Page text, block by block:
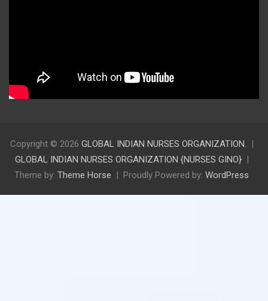
Copyright © 2026 GLOBAL INDIAN NURSES ORGANIZATION.
GLOBAL INDIAN NURSES ORGANIZATION {NURSES GINO}
Theme by: Theme Horse Proudly Powered by: WordPress